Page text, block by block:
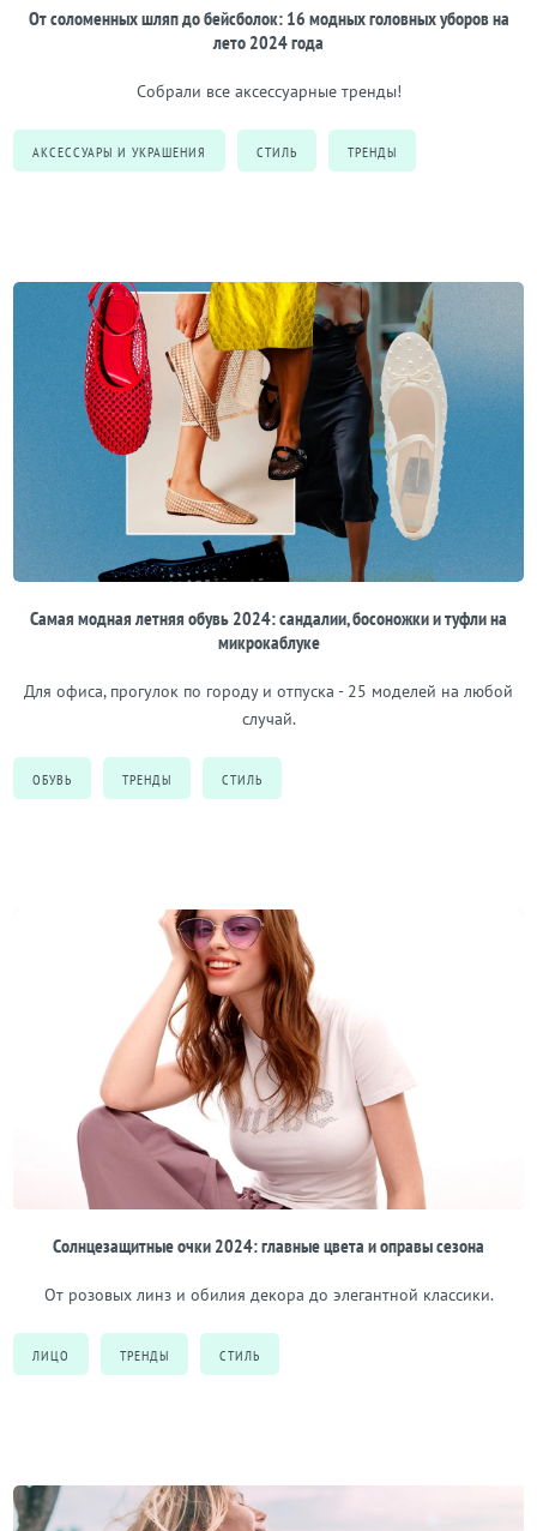
От соломенных шляп до бейсболок: 16 модных головных уборов на
лето 2024 года
Собрали все аксессуарные тренды!
АКСЕССУАРЫ И УКРАШЕНИЯ СТИЛЬ ТРЕНДЫ
Самая модная летняя обувь 2024: сандалии, босоножки и туфли на
микрокаблуке
Для офиса, прогулок по городу и отпуска - 25 моделей на любой
случай.
ОБУВЬ ТРЕНДЫ СТИЛЬ
Солнцезащитные очки 2024: главные цвета и оправы сезона
От розовых линз и обилия декора до элегантной классики.
ЛИЦО ТРЕНДЫ СТИЛЬ